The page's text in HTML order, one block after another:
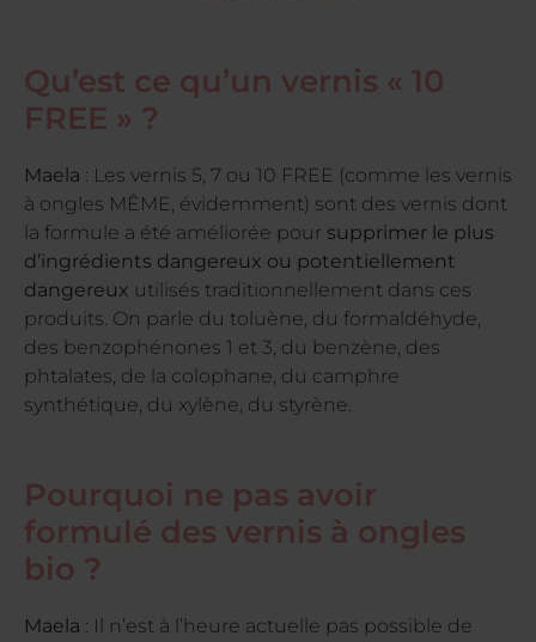
Qu’est ce qu’un vernis « 10
FREE » ?
Maela : Les vernis 5, 7 ou 10 FREE (comme les vernis
à ongles MÊME, évidemment) sont des vernis dont
la formule a été améliorée pour supprimer le plus
d’ingrédients dangereux ou potentiellement
dangereux utilisés traditionnellement dans ces
produits. On parle du toluène, du formaldéhyde,
des benzophénones 1 et 3, du benzène, des
phtalates, de la colophane, du camphre
synthétique, du xylène, du styrène.
Pourquoi ne pas avoir
formulé des vernis à ongles
bio ?
Maela : Il n’est à l’heure actuelle pas possible de